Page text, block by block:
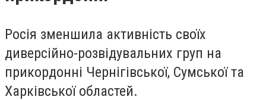
Росія зменшила активність своїх
диверсійно-розвідувальних груп на
прикордонні Чернігівської, Сумської та
Харківської областей.